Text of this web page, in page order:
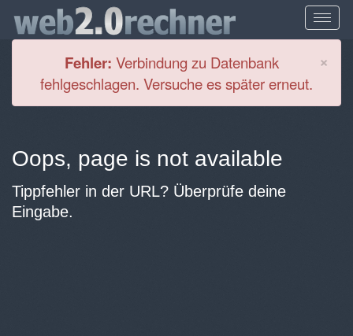
×
Fehler: Verbindung zu Datenbank
fehlgeschlagen. Versuche es später erneut.
Oops, page is not available
Tippfehler in der URL? Überprüfe deine
Eingabe.